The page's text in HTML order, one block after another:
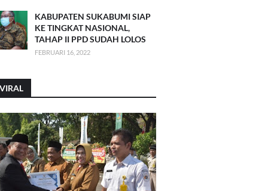
KABUPATEN SUKABUMI SIAP
KE TINGKAT NASIONAL,
TAHAP II PPD SUDAH LOLOS
FEBRUARI 16, 2022